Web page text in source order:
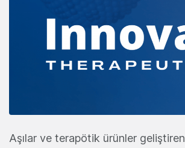
Aşılar ve terapötik ürünler geliştiren